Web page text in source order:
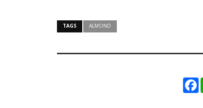
TAGS ALMOND